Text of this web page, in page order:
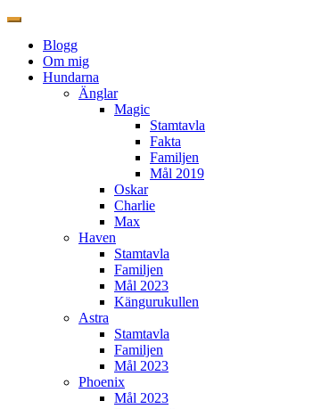
Blogg
Om mig
Hundarna
Änglar
Magic
Stamtavla
Fakta
Familjen
Mål 2019
Oskar
Charlie
Max
Haven
Stamtavla
Familjen
Mål 2023
Kängurukullen
Astra
Stamtavla
Familjen
Mål 2023
Phoenix
Mål 2023